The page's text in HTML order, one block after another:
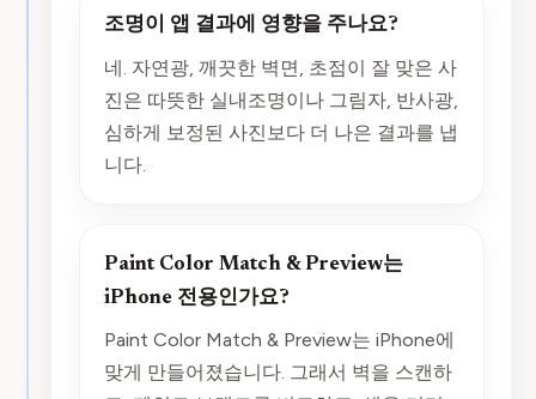
조명이 앱 결과에 영향을 주나요?
네. 자연광, 깨끗한 벽면, 초점이 잘 맞은 사
진은 따뜻한 실내조명이나 그림자, 반사광,
심하게 보정된 사진보다 더 나은 결과를 냅
니다.
Paint Color Match & Preview는
iPhone 전용인가요?
Paint Color Match & Preview는 iPhone에
맞게 만들어졌습니다. 그래서 벽을 스캔하